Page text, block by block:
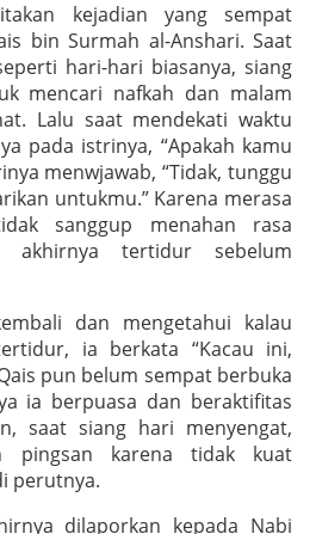
kejadian yang sempat
bin Surmah al-Anshari. Saat
hari-hari biasanya, siang
mencari nafkah dan malam
Lalu saat mendekati waktu
pada istrinya, “Apakah kamu
menwjawab, “Tidak, tunggu
untukmu.” Karena merasa
sanggup menahan rasa
akhirnya tertidur sebelum
dan mengetahui kalau
ia berkata “Kacau ini,
pun belum sempat berbuka
ia berpuasa dan beraktifitas
saat siang hari menyengat,
pingsan karena tidak kuat
perutnya.
dilaporkan kepada Nabi